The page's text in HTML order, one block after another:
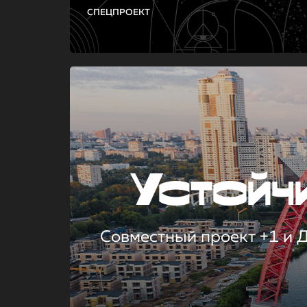
СПЕЦПРОЕКТ
Совместный проект +1 и